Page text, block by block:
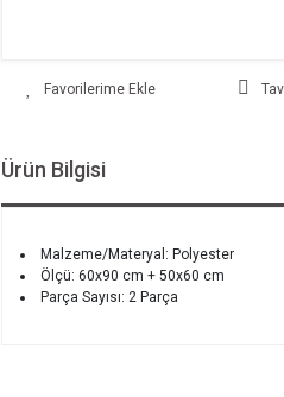
Ürün Bilgisi
Malzeme/Materyal: Polyester
Ölçü: 60x90 cm + 50x60 cm
Parça Sayısı: 2 Parça